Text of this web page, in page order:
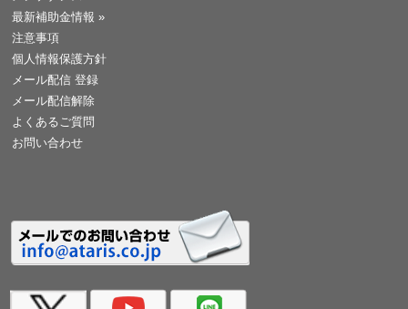
最新補助金情報 »
注意事項
個人情報保護方針
メール配信 登録
メール配信解除
よくあるご質問
お問い合わせ